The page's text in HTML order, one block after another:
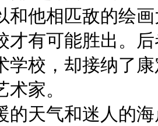
和他相匹敌的绘
才有可能胜出。
学校，却接纳了
家。
的天气和迷人的